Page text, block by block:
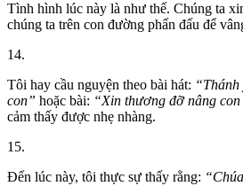
Tình hình lúc này là như thế. Chúng ta
chúng ta trên con đường phấn đấu để
14.
Tôi hay cầu nguyện theo bài hát:
con” hoặc bài: “Xin thương đỡ nâng
cảm thấy được nhẹ nhàng.
15.
Đến lúc này, tôi thực sự thấy rằng: